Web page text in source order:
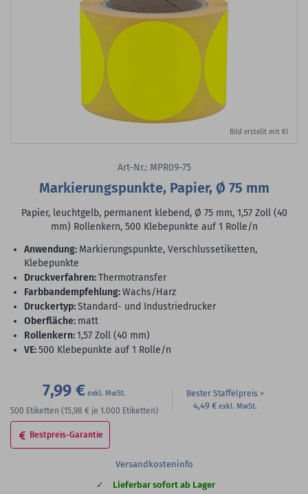
Bild erstellt mit KI
Art-Nr.: MPR09-75
Markierungspunkte, Papier, Ø 75 mm
Papier, leuchtgelb, permanent klebend, Ø 75 mm, 1,57 Zoll (40
mm) Rollenkern, 500 Klebepunkte auf 1 Rolle/n
Anwendung: Markierungspunkte, Verschlussetiketten,
Klebepunkte
Druckverfahren:Thermotransfer
Farbbandempfehlung:Wachs/Harz
Druckertyp:Standard- und Industriedrucker
Oberfläche: matt
Rollenkern:1,57 Zoll (40 mm)
VE:500 Klebepunkte auf 1 Rolle/n
7,99 €
500 Etiketten (15,98 € je 1.000 Etiketten)
Bester Staffelpreis
4,49 €
Bestpreis-Garantie
Versandkosteninfo
Lieferbar sofort ab Lager